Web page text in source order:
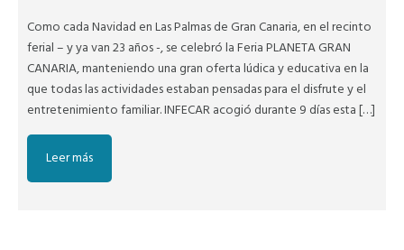
Como cada Navidad en Las Palmas de Gran Canaria, en el recinto
ferial – y ya van 23 años -, se celebró la Feria PLANETA GRAN
CANARIA, manteniendo una gran oferta lúdica y educativa en la
que todas las actividades estaban pensadas para el disfrute y el
entretenimiento familiar. INFECAR acogió durante 9 días esta […]
Leer más